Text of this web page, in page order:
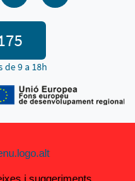
de 9 a 18h